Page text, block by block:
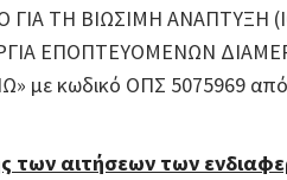
ΤΗ ΒΙΩΣΙΜΗ ΑΝΑΠΤΥΞΗ
ΕΠΟΠΤΕΥΟΜΕΝΩΝ
με κωδικό ΟΠΣ 5075969
των αιτήσεων των